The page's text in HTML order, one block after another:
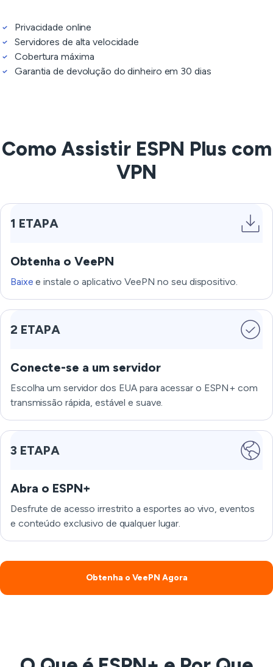
Privacidade online
Servidores de alta velocidade
Cobertura máxima
Garantia de devolução do dinheiro em 30 dias
Como Assistir ESPN Plus com
VPN
1 ETAPA
Obtenha o VeePN
Baixe e instale o aplicativo VeePN no seu dispositivo.
2 ETAPA
Conecte-se a um servidor
Escolha um servidor dos EUA para acessar o ESPN+ com
transmissão rápida, estável e suave.
3 ETAPA
Abra o ESPN+
Desfrute de acesso irrestrito a esportes ao vivo, eventos
e conteúdo exclusivo de qualquer lugar.
Obtenha o VeePN Agora